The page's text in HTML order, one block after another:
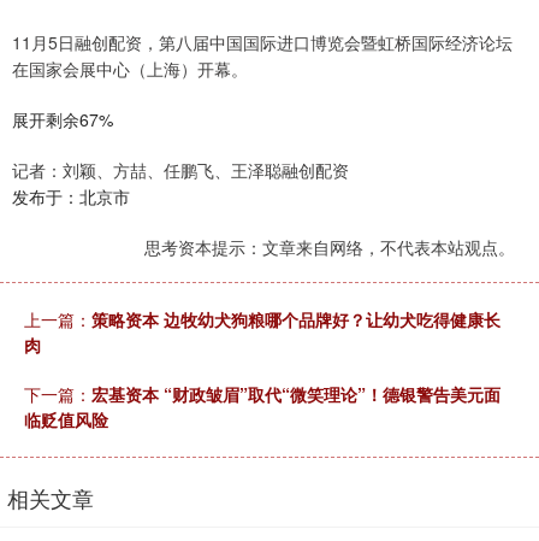
11月5日融创配资，第八届中国国际进口博览会暨虹桥国际经济论坛
在国家会展中心（上海）开幕。
展开剩余67%
记者：刘颖、方喆、任鹏飞、王泽聪融创配资
发布于：北京市
思考资本提示：文章来自网络，不代表本站观点。
上一篇： 策略资本 边牧幼犬狗粮哪个品牌好？让幼犬吃得健康长
肉
下一篇： 宏基资本 “财政皱眉”取代“微笑理论”！德银警告美元面
临贬值风险
相关文章